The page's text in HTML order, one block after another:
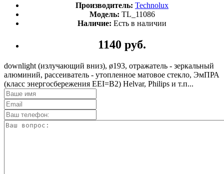
Производитель: Technolux
Модель: TL_11086
Наличие: Есть в наличии
1140 руб.
downlight (излучающий вниз), ø193, отражатель - зеркальный
алюминий, рассеиватель - утопленное матовое стекло, ЭмПРА
(класс энергосбережения EEI=B2) Helvar, Philips и т.п...